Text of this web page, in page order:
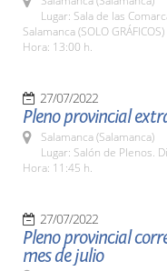
Lugar: Sala de las
Salamanca (SOLO GRÁFICOS)
Hora: 13:00 h.
27/07/2022
Pleno provincial
Salamanca (Salamanca)
Lugar: Salón de Plenos.
Hora: 11:45 h.
27/07/2022
Pleno provincial
mes de julio